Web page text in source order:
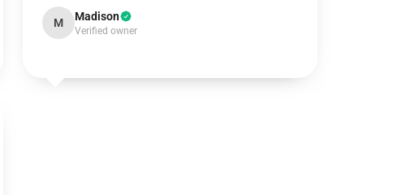
M Madison
Verified owner